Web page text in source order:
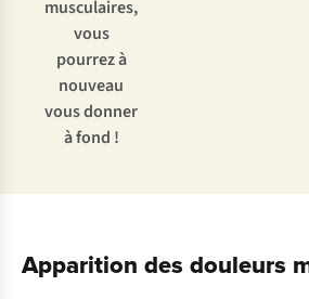
musculaires,
vous
pourrez à
nouveau
vous donner
à fond !
Apparition des douleurs